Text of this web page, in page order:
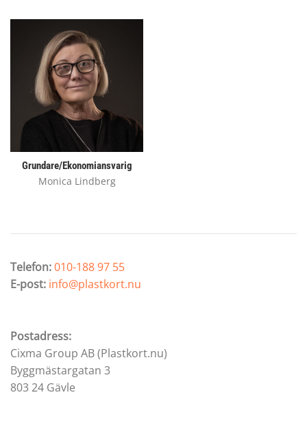
Grundare/Ekonomiansvarig
Monica Lindberg
Telefon:010-188 97 55
E-post: info@plastkort.nu
Postadress:
Cixma Group AB (Plastkort.nu)
Byggmästargatan 3
803 24 Gävle